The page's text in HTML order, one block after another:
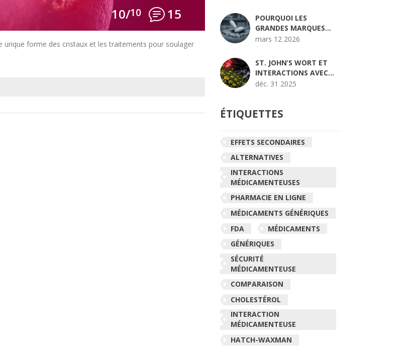
10/10 15
urique forme des cristaux et les traitements pour soulager
RISQUE DE SYNDROME
SÉROTONINERGIQUE
POURQUOI LES
GRANDES MARQUES
PHARMACEUTIQUES
GÉNÉRIQUES
AUTORISÉS : STRATÉGIE
EXPLIQUÉE
mars 12 2026
ST. JOHN’S WORT ET
INTERACTIONS AVEC
LES MÉDICAMENTS SUR
ABSOLUMENT SAVOIR
déc. 31 2025
ÉTIQUETTES
EFFETS SECONDAIRES
ALTERNATIVES
INTERACTIONS
MÉDICAMENTEUSES
PHARMACIE EN LIGNE
MÉDICAMENTS GÉNÉRIQUES
FDA
MÉDICAMENTS
GÉNÉRIQUES
SÉCURITÉ
MÉDICAMENTEUSE
COMPARAISON
CHOLESTÉROL
INTERACTION
MÉDICAMENTEUSE
HATCH-WAXMAN